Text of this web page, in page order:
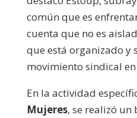
común que es
cuenta que no es
que está organizado y
movimiento sindical en
En la actividad
Mujeres, se realizó un